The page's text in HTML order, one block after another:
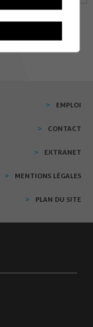
EMPLOI
CONTACT
EXTRANET
MENTIONS LÉGALES
PLAN DU SITE